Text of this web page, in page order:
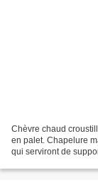
Chèvre chaud
en palet. Chapelure
qui serviront de